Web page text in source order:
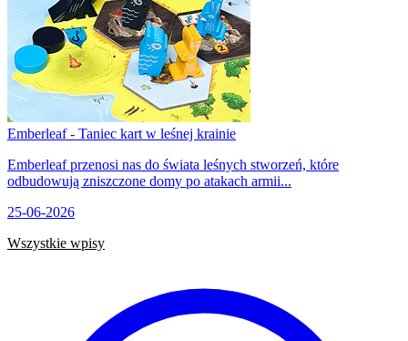
Emberleaf - Taniec kart w leśnej krainie
Emberleaf przenosi nas do świata leśnych stworzeń, które
odbudowują zniszczone domy po atakach armii...
25-06-2026
Wszystkie wpisy